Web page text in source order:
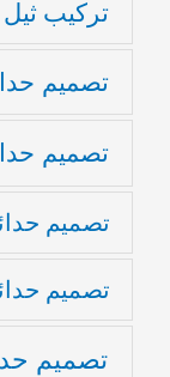
تركيب
تصميم
تصميم
تصميم
تصميم
تصميم